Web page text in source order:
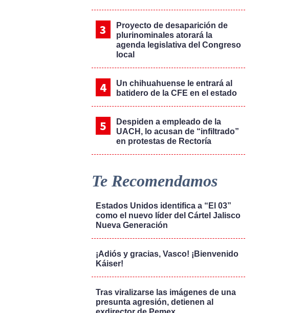
Proyecto de desaparición de
plurinominales atorará la
agenda legislativa del Congreso
local
Un chihuahuense le entrará al
batidero de la CFE en el estado
Despiden a empleado de la
UACH, lo acusan de “infiltrado”
en protestas de Rectoría
Te Recomendamos
Estados Unidos identifica a “El 03”
como el nuevo líder del Cártel Jalisco
Nueva Generación
¡Adiós y gracias, Vasco! ¡Bienvenido
Káiser!
Tras viralizarse las imágenes de una
presunta agresión, detienen al